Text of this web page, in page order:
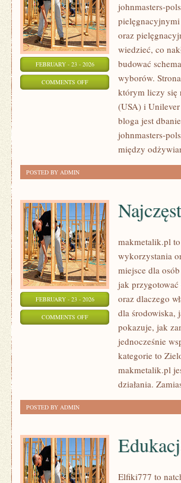
FEBRUARY - 23 - 2026
COMMENTS OFFON
johnmasters-
oraz
wiedzieć, co
budować
wyborów.
którym liczy się
(USA) i
bloga jest
johnmasters-
między
POSTED BY ADMIN
FEBRUARY - 23 - 2026
COMMENTS OFFON
NAJCZĘSTSZE
makmetalik.pl
wykorzystania
miejsce dla
jak
oraz dlaczego
dla środowiska,
pokazuje, jak
jednocześnie
kategorie to
makmetalik.pl
działania.
POSTED BY ADMIN
Elfiki777 to